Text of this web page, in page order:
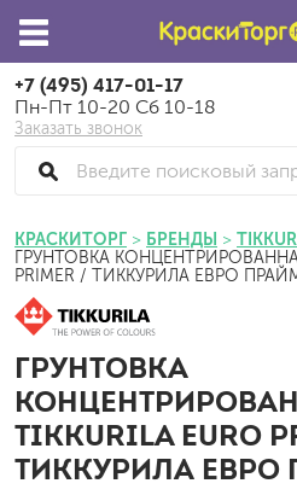
+7 (495) 417-01-17
Пн-Пт 10-20 Сб 10-18
Заказать звонок
КРАСКИТОРГ БРЕНДЫ
ГРУНТОВКА КОНЦЕНТРИРОВАННАЯ
PRIMER / ТИККУРИЛА ЕВРО
ГРУНТОВКА
TIKKURILA EURO
ТИККУРИЛА ЕВРО